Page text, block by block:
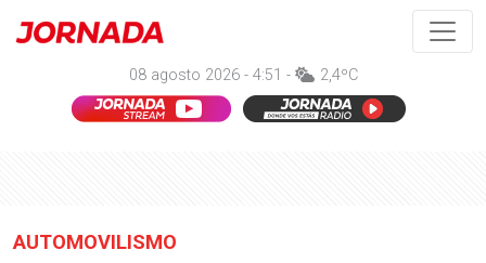
08 agosto 2026 - 4:51 - 2,4ºC
AUTOMOVILISMO